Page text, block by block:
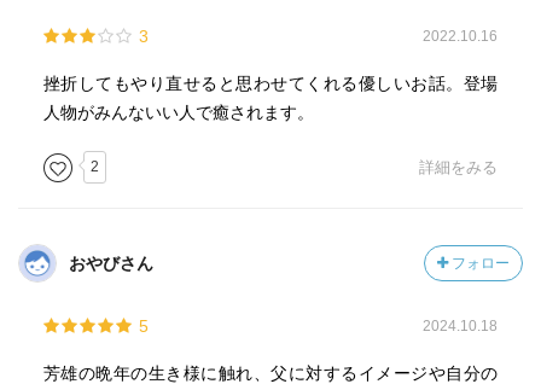
3 2022.10.16
挫折してもやり直せると思わせてくれる優しいお話。登場
人物がみんないい人で癒されます。
2 詳細をみる
おやびさん フォロー
5 2024.10.18
芳雄の晩年の生き様に触れ、父に対するイメージや自分の